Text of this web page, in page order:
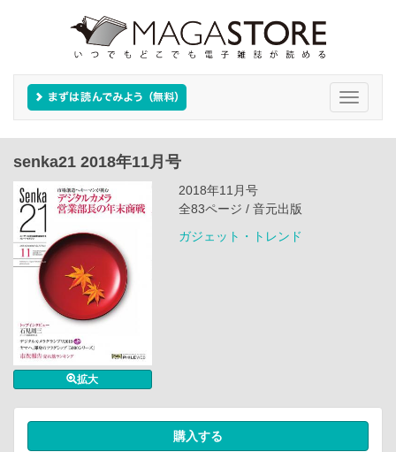
Toggle
senka21 2018年11月号
拡大
2018年11月号
全83ページ / 音元出版
ガジェット・トレンド
購入する